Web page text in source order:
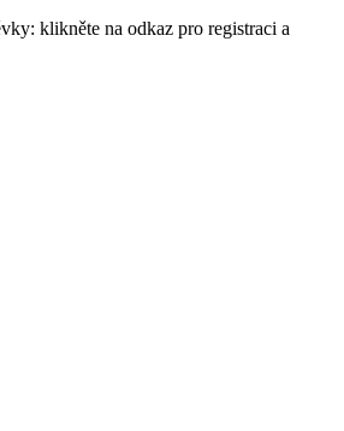
klikněte na odkaz pro registraci a